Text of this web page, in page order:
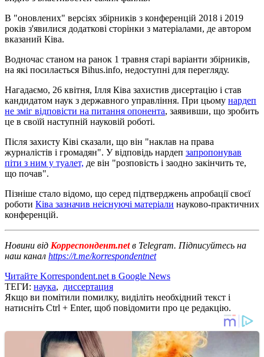
В "оновлених" версіях збірників з конференцій 2018 і 2019
років з'явилися додаткові сторінки з матеріалами, де автором
вказаний Ківа.
Водночас станом на ранок 1 травня старі варіанти збірників,
на які посилається Bihus.info, недоступні для перегляду.
Нагадаємо, 26 квітня, Ілля Ківа захистив дисертацію і став
кандидатом наук з державного управління. При цьому нардеп
не зміг відповісти на питання опонента, заявивши, що зробить
це в своїй наступній науковій роботі.
Після захисту Ківі сказали, що він "наклав на права
журналістів і громадян". У відповідь нардеп запропонував
піти з ним у туалет, де він "розповість і заодно закінчить те,
що почав".
Пізніше стало відомо, що серед підтверджень апробації своєї
роботи Ківа зазначив неіснуючі матеріали науково-практичних
конференцій.
Новини від Корреспондент.netв Telegram. Підписуйтесь на
наш канал https://t.me/korrespondentnet
Читайте Korrespondent.net в Google News
ТЕГИ: наука, диссертация
Якщо ви помітили помилку, виділіть необхідний текст і
натисніть Ctrl + Enter, щоб повідомити про це редакцію.